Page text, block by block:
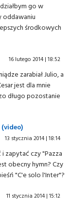
go w
oddawaniu
środkowych
16 lutego 2014 | 18:52
zarabiał Julio, a
jest dla mnie
długo pozostanie
13 stycznia 2014 | 18:14
zapytać czy "Pazza
obecny hymn? Czy
"C'e solo l'Inter"?
11 stycznia 2014 | 15:12